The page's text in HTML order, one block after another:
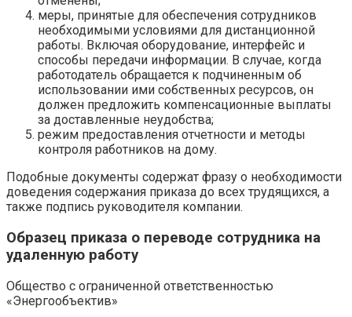
меры, принятые для обеспечения сотрудников
необходимыми условиями для дистанционной
работы. Включая оборудование, интерфейс и
способы передачи информации. В случае, когда
работодатель обращается к подчиненным об
использовании ими собственных ресурсов, он
должен предложить компенсационные выплаты
за доставленные неудобства;
режим предоставления отчетности и методы
контроля работников на дому.
Подобные документы содержат фразу о необходимости
доведения содержания приказа до всех трудящихся, а
также подпись руководителя компании.
Образец приказа о переводе сотрудника на
удаленную работу
Общество с ограниченной ответственностью
«Энергообъектив»